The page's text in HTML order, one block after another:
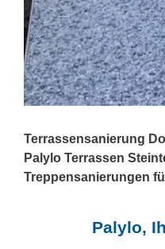
Terrassensanierung
Palylo Terrassen
Treppensanierungen
Palylo,